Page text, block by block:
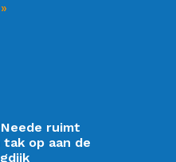
ruimt
op aan de